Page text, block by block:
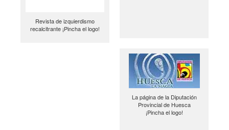
Revista de izquierdismo
recalcitrante ¡Pincha el logo!
La página de la Diputación
Provincial de Huesca
¡Pincha el logo!